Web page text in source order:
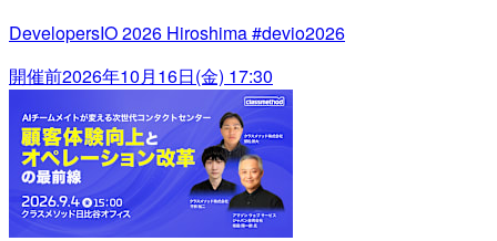
DevelopersIO 2026 Hiroshima #devio2026
開催前2026年10月16日(金) 17:30